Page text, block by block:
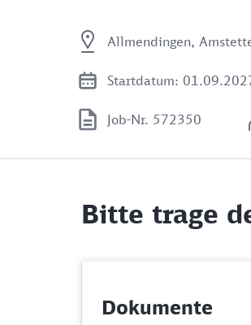
Allmendingen,
Startdatum:
Job-Nr. 572350
Bitte trage
Dokumente